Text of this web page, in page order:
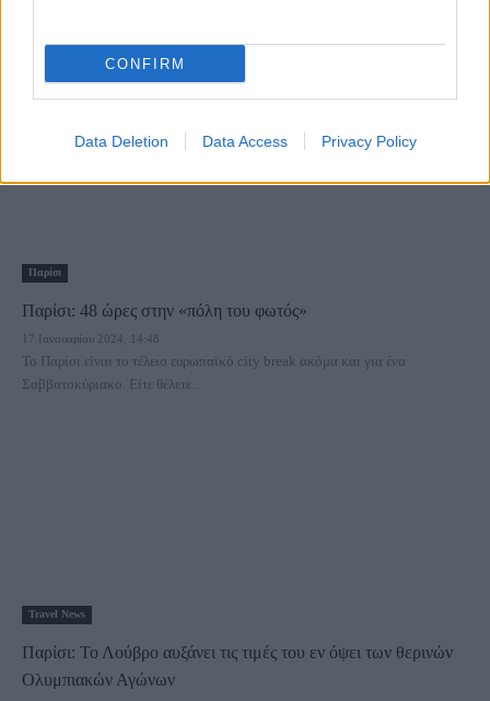
CONFIRM
Data Deletion Data Access Privacy Policy
διαρκέσει και τουριστικός...
Παρίσι
Παρίσι: 48 ώρες στην «πόλη του φωτός»
17 Ιανουαρίου 2024, 14:48
Το Παρίσι είναι το τέλειο ευρωπαϊκό city break ακόμα και για ένα
Σαββατοκύριακο. Είτε θέλετε...
Travel News
Παρίσι: Το Λούβρο αυξάνει τις τιμές του εν όψει των θερινών
Ολυμπιακών Αγώνων